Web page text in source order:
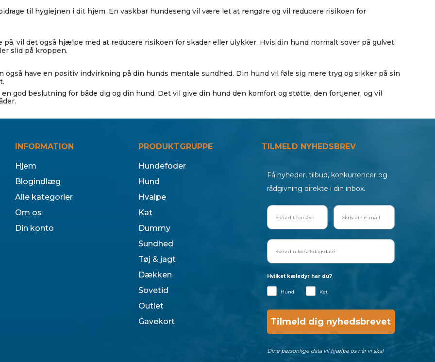
til hygiejnen i dit hjem. En vaskbar hundeseng vil være let at rengøre og vil reducere risikoen for
på, vil det også hjælpe med at reducere risikoen for skader eller ulykker. Hvis din hund normalt sover på gulvet
slid på kroppen.
have en positiv indvirkning på din hunds mentale sundhed. Din hund vil føle sig mere tryg og sikker på sin
god beslutning for både dig og din hund. Det vil give din hund den komfort og støtte, den fortjener, og vil
INFORMATION
Hjem
Blogindlæg
Alle kategorier
Om os
Din konto
PRODUKTGRUPPE
Hundefoder
Hund
Hvalpe
Kat
Dummy
Sundhed
Tøj & jagt
Dækken
Sovetid
Outlet
Gavekort
TILMELD NYHEDSBREV
Få nyheder, tilbud, konkurrencer og
rådgivning direkte i din inbox.
Hvilket kæledyr har du?
Hund Kat
Tilmeld dig nyhedsbrevet
Dine personlige data vil hjælpe os når vi skal